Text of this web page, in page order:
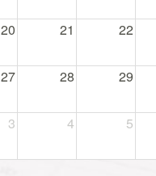
20 21 22
27 28 29
3 4 5